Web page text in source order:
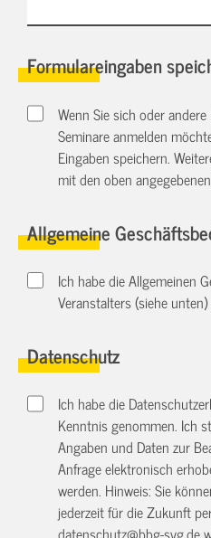
Formulareingaben
Wenn Sie sich oder
Seminare anmelden
Eingaben speichern.
mit den oben
Allgemeine
Ich habe die Allgemeinen
Veranstalters (siehe
Datenschutz
Ich habe die
Kenntnis genommen. Ich
Angaben und Daten zur
Anfrage elektronisch
werden. Hinweis: Sie
jederzeit für die Zukunft